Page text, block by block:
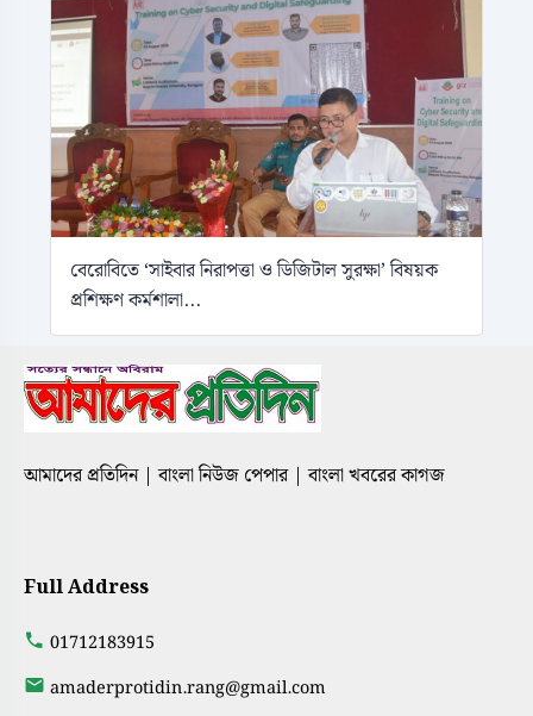
বেরোবিতে ‘সাইবার নিরাপত্তা ও ডিজিটাল সুরক্ষা’ বিষয়ক
প্রশিক্ষণ কর্মশালা...
আমাদের প্রতিদিন | বাংলা নিউজ পেপার | বাংলা খবরের কাগজ
Full Address
01712183915
amaderprotidin.rang@gmail.com